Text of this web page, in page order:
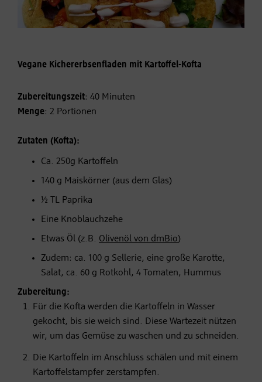
Vegane Kichererbsenfladen mit Kartoffel-Kofta
Zubereitungszeit: 40 Minuten
Menge: 2 Portionen
Zutaten (Kofta):
Ca. 250g Kartoffeln
140 g Maiskörner (aus dem Glas)
½ TL Paprika
Eine Knoblauchzehe
Etwas Öl (z.B. Olivenöl von dmBio)
Zudem: ca. 100 g Sellerie, eine große Karotte,
Salat, ca. 60 g Rotkohl, 4 Tomaten, Hummus
Zubereitung:
Für die Kofta werden die Kartoffeln in Wasser
gekocht, bis sie weich sind. Diese Wartezeit nützen
wir, um das Gemüse zu waschen und zu schneiden.
Die Kartoffeln im Anschluss schälen und mit einem
Kartoffelstampfer zerstampfen.